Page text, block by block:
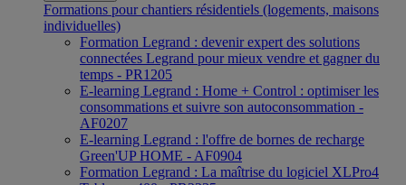
Formations pour chantiers résidentiels (logements, maisons
individuelles)
Formation Legrand : devenir expert des solutions
connectées Legrand pour mieux vendre et gagner du
temps - PR1205
E-learning Legrand : Home + Control : optimiser les
consommations et suivre son autoconsommation -
AF0207
E-learning Legrand : l'offre de bornes de recharge
Green'UP HOME - AF0904
Formation Legrand : La maîtrise du logiciel XLPro4